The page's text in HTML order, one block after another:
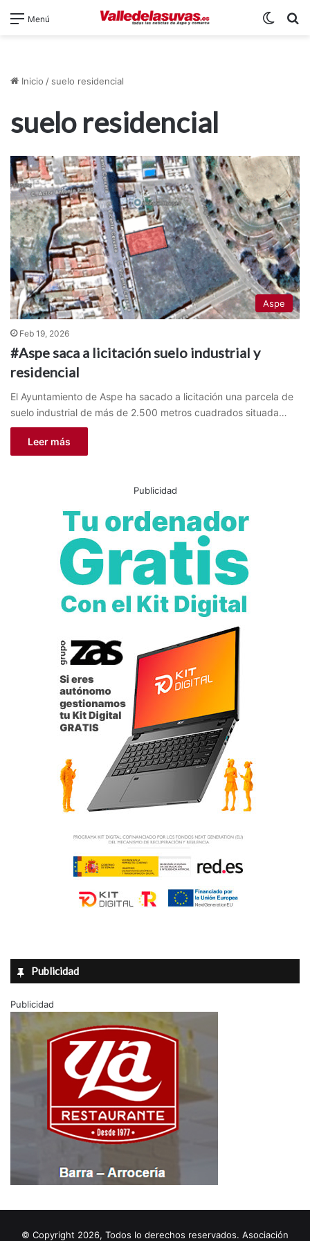
Menú
Inicio / suelo residencial
suelo residencial
Aspe
Feb 19, 2026
#Aspe saca a licitación suelo industrial y
residencial
El Ayuntamiento de Aspe ha sacado a licitación una parcela de
suelo industrial de más de 2.500 metros cuadrados situada…
Leer más
Publicidad
Publicidad
Publicidad
© Copyright 2026, Todos lo derechos reservados. Asociación